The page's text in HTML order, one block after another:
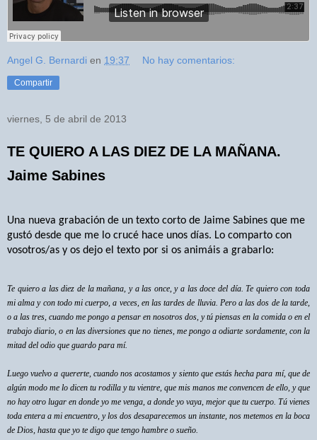
Angel G. Bernardi en 19:37 No hay comentarios:
Compartir
viernes, 5 de abril de 2013
TE QUIERO A LAS DIEZ DE LA MAÑANA.
Jaime Sabines
Una nueva grabación de un texto corto de Jaime Sabines que me
gustó desde que me lo crucé hace unos días. Lo comparto con
vosotros/as y os dejo el texto por si os animáis a grabarlo:
Te quiero a las diez de la mañana, y a las once, y a las doce del día. Te quiero con toda
mi alma y con todo mi cuerpo, a veces, en las tardes de lluvia. Pero a las dos de la tarde,
o a las tres, cuando me pongo a pensar en nosotros dos, y tú piensas en la comida o en el
trabajo diario, o en las diversiones que no tienes, me pongo a odiarte sordamente, con la
mitad del odio que guardo para mí.
Luego vuelvo a quererte, cuando nos acostamos y siento que estás hecha para mí, que de
algún modo me lo dicen tu rodilla y tu vientre, que mis manos me convencen de ello, y que
no hay otro lugar en donde yo me venga, a donde yo vaya, mejor que tu cuerpo. Tú vienes
toda entera a mi encuentro, y los dos desaparecemos un instante, nos metemos en la boca
de Dios, hasta que yo te digo que tengo hambre o sueño.